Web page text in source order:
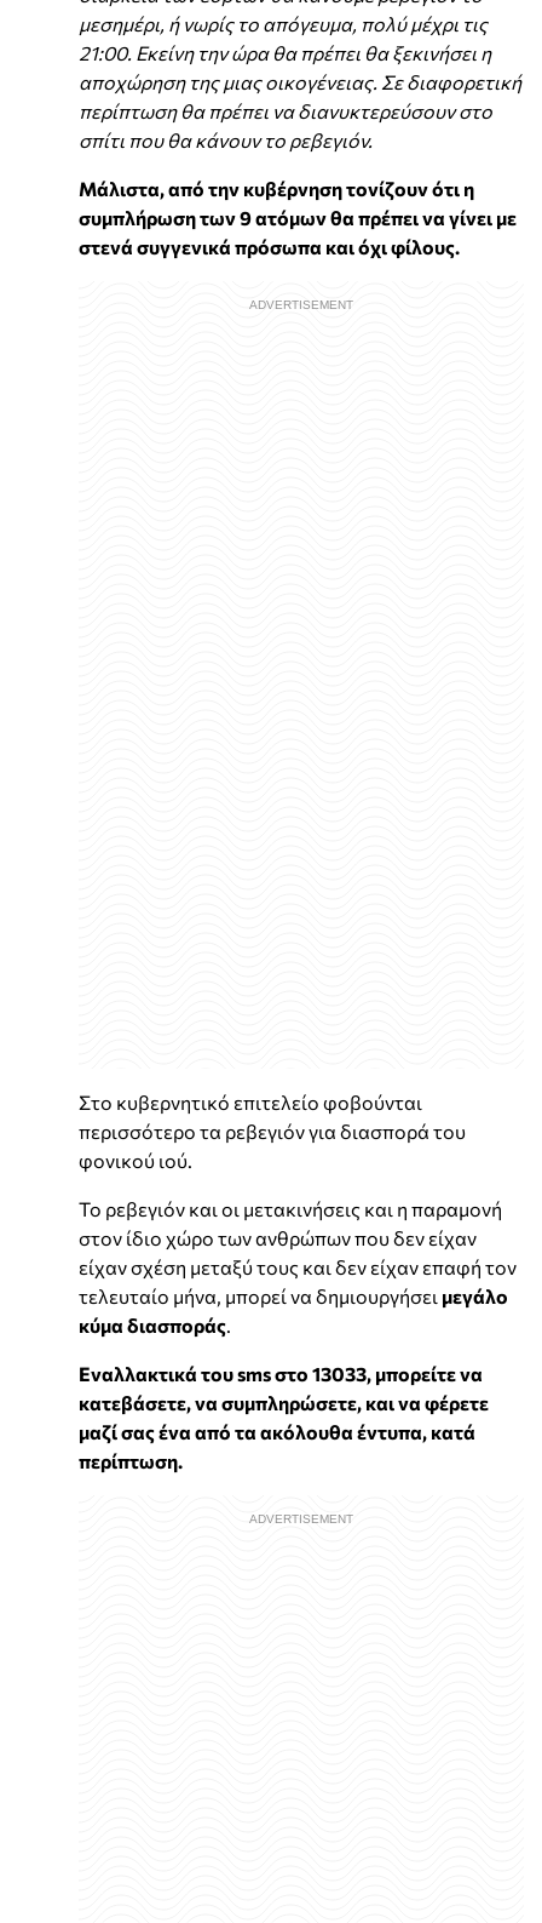
μεσημέρι, ή νωρίς το απόγευμα, πολύ μέχρι τις
21:00. Εκείνη την ώρα θα πρέπει θα ξεκινήσει η
αποχώρηση της μιας οικογένειας. Σε διαφορετική
περίπτωση θα πρέπει να διανυκτερεύσουν στο
σπίτι που θα κάνουν το ρεβεγιόν.
Μάλιστα, από την κυβέρνηση τονίζουν ότι η
συμπλήρωση των 9 ατόμων θα πρέπει να γίνει με
στενά συγγενικά πρόσωπα και όχι φίλους.
Στο κυβερνητικό επιτελείο φοβούνται
περισσότερο τα ρεβεγιόν για διασπορά του
φονικού ιού.
Το ρεβεγιόν και οι μετακινήσεις και η παραμονή
στον ίδιο χώρο των ανθρώπων που δεν είχαν
είχαν σχέση μεταξύ τους και δεν είχαν επαφή τον
τελευταίο μήνα, μπορεί να δημιουργήσει μεγάλο
κύμα διασποράς
Εναλλακτικά του sms στο 13033, μπορείτε να
κατεβάσετε, να συμπληρώσετε, και να φέρετε
μαζί σας ένα από τα ακόλουθα έντυπα, κατά
περίπτωση.